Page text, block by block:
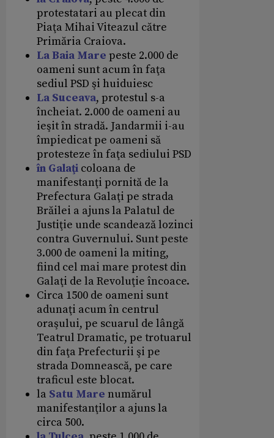
protestatari au plecat din
Piaţa Mihai Viteazul către
Primăria Craiova.
La Baia Mare peste 2.000 de
oameni sunt acum în faţa
sediul PSD şi huiduiesc
La Suceava, protestul s-a
încheiat. 2.000 de oameni au
ieşit în stradă. Jandarmii i-au
împiedicat pe oameni să
protesteze în faţa sediului PSD
în Galaţi coloana de
manifestanţi pornită de la
Prefectura Galaţi pe strada
Brăilei a ajuns la Palatul de
Justiţie unde scandează lozinci
contra Guvernului. Sunt peste
3.000 de oameni la miting,
fiind cel mai mare protest din
Galaţi de la Revoluţie încoace.
Circa 1500 de oameni sunt
adunaţi acum în centrul
oraşului, pe scuarul de lângă
Teatrul Dramatic, pe trotuarul
din faţa Prefecturii şi pe
strada Domnească, pe care
traficul este blocat.
la Satu Mare numărul
manifestanţilor a ajuns la
circa 500.